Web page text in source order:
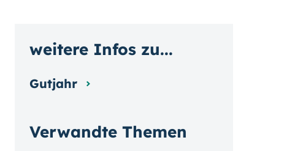
Verwandte Themen
weitere Infos zu...
Gutjahr